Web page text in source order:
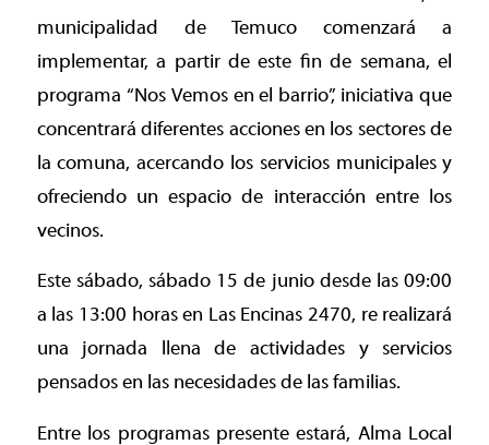
municipalidad de Temuco comenzará a
implementar, a partir de este fin de semana, el
programa “Nos Vemos en el barrio”, iniciativa que
concentrará diferentes acciones en los sectores de
la comuna, acercando los servicios municipales y
ofreciendo un espacio de interacción entre los
vecinos.
Este sábado, sábado 15 de junio desde las 09:00
a las 13:00 horas en Las Encinas 2470, re realizará
una jornada llena de actividades y servicios
pensados en las necesidades de las familias.
Entre los programas presente estará, Alma Local